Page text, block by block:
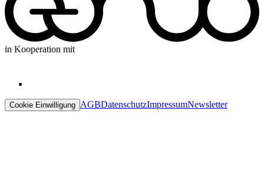
in Kooperation mit
Cookie Einwilligung AGBDatenschutzImpressumNewsletter